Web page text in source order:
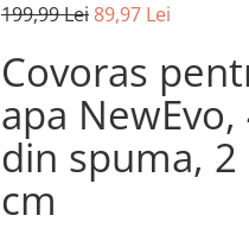
199,99 Lei89,97 Lei
Covoras
apa
din spuma,
cm